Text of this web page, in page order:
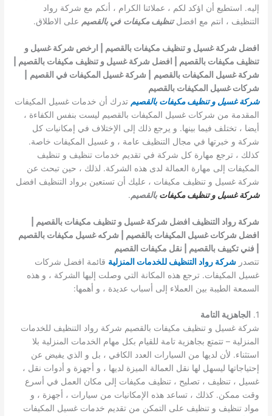
إليه. استطيع أن اؤكد لكم ، عملائنا الكرام ، أنكم مع شركة رواد
التنظيف ، انتم مع افضلتنظيف مكيفات في بالقصيم على الاطلاق.
افضل شركة غسيل و تنظيف مكيفات بالقصيم | ارخص شركة غسيل و
تنظيف مكيفات بالقصيم | افضل شركة غسيل و تنظيف مكيفات بالقصيم |
شركة غسيل المكيفات بالقصيم
| شركة غسيل المكيفات في القصيم
شركات غسيل المكيفات بالقصيم
شركة غسيل و تنظيف مكيفات بالقصيم تدرك أن خدمات غسيل المكيفات
المقدمة من شركات غسيل المكيفات بالقصيم ليست بنفس الكفاءة ،
أيضا ، تختلف فيما بينها. و يرجع ذلك إلى الإختلاف في إمكانيات كل
شركة و خبرتها في مجال التنظيف عامة ، و غسيل المكيفات خاصة.
كذلك ، ترجع مهارة كل شركة في تقديم خدمات تنظيف و تنظيف
المكيفات إلى مهارة العمالة لدى هذه الشركة. لذلك ، حين تبحث عن
شركة غسيل و تنظيف مكيفات ، عليك أن تستعين برواد التنظيف افضل
شركة غسيل و تنظيف مكيفات بالقصيم.
شركة رواد التنظيف افضل شركة غسيل و تنظيف مكيفات بالقصيم |
افضل شركات غسيل المكيفات بالقصيم | شركه غسيل مكيفات بالقصيم
| فني تكييف بالقصيم | نقل مكيفات القصيم
تتصدرشركة رواد التنظيف للخدمات المنزلية قائمة افضل شركات
غسيل المكيفات. ترجع هذه المكانة التي وصلت إليها الشركة ، و هذه
السمعة الطيبة بين العملاء إلى أسباب عديدة ، و أهمها:
1.
الجاهزية التامة
شركة غسيل و تنظيف مكيفات بالقصيم شركة رواد التنظيف للخدمات
المنزلية – تتمتع بجاهزية تامة للقيام بكل مهام الخدمات المنزلية بلا
استثناء. لأن لديها من السيارات العدد الكافي ، بل و الذي يفيض عن
إحتياجاتها ليسهل لها نقل العمالة الميزة لديها ، و أجهزة و أدوات نقل ،
غسيل ، تنظيف ، تصليح ، تنظيف مكيفات إلى مكان العمل في أسرع
وقت ممكن. كذلك ، تساعد هذه الإمكانيات من سيارات ، أجهزة ، و
مواد تنظيف و تنظيف على التمكن من تقديم خدمات غسيل المكيفات